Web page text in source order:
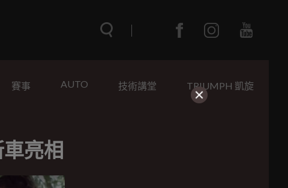
賽事 AUTO 技術講堂 TRIUMPH 凱旋
亮相